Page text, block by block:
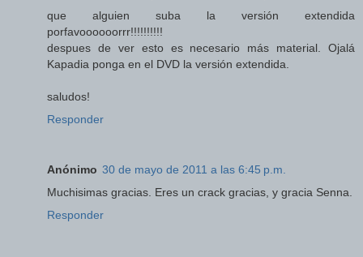
que alguien suba la versión extendida
porfavoooooorrr!!!!!!!!!!
despues de ver esto es necesario más material. Ojalá
Kapadia ponga en el DVD la versión extendida.
saludos!
Responder
Anónimo 30 de mayo de 2011 a las 6:45 p.m.
Muchisimas gracias. Eres un crack gracias, y gracia Senna.
Responder